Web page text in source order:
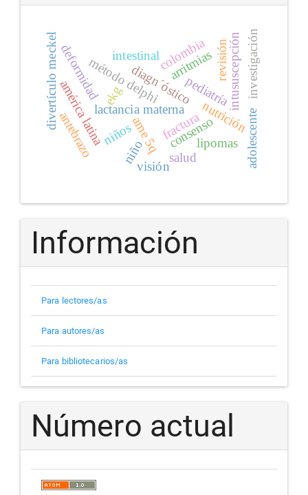
método delphi
consenso
lactancia materna nutrición
ekg
niños
arritmias
diagn´óstico
américa latina ame 5q
divertículo meckel intususcepción
intestinal
pediatría
fractura
deformidad
antebrazo niño adolescente
lipomas
revisión
colombia investigación
salud
visión
Información
Para lectores/as
Para autores/as
Para bibliotecarios/as
Número actual